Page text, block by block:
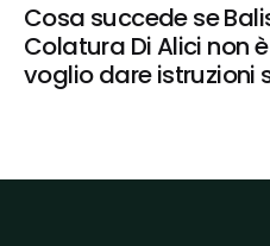
Cosa succede se
Colatura Di Alici non
voglio dare istruzioni